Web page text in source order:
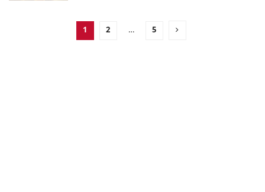
1 2 … 5